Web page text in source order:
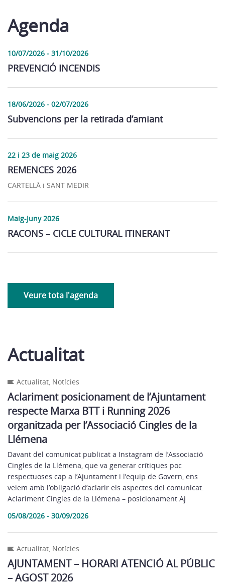
Agenda
10/07/2026 - 31/10/2026
PREVENCIÓ INCENDIS
18/06/2026 - 02/07/2026
Subvencions per la retirada d’amiant
22 i 23 de maig 2026
REMENCES 2026
CARTELLÀ i SANT MEDIR
Maig-Juny 2026
RACONS – CICLE CULTURAL ITINERANT
Veure tota l'agenda
Actualitat
Actualitat, Notícies
Aclariment posicionament de l’Ajuntament
respecte Marxa BTT i Running 2026
organitzada per l’Associació Cingles de la
Llémena
Davant del comunicat publicat a Instagram de l’Associació
Cingles de la Llémena, que va generar crítiques poc
respectuoses cap a l’Ajuntament i l’equip de Govern, ens
veiem amb l’obligació d’aclarir els aspectes del comunicat:
Aclariment Cingles de la Llémena – posicionament Aj
05/08/2026 - 30/09/2026
Actualitat, Notícies
AJUNTAMENT – HORARI ATENCIÓ AL PÚBLIC
– AGOST 2026